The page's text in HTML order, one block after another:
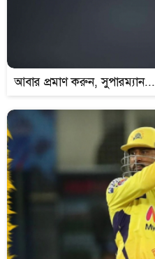
আবার প্রমাণ করুন, সুপারম্যান...